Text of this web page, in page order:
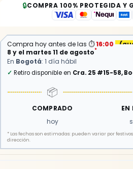
🔒COMPRA 100% PROTEGIDA Y
Compra hoy antes de las ⏱16:00 (
8 y el martes 11 de agosto*
En Bogotá: 1 día hábil
✓ Retiro disponible en Cra. 25 #15-58,
📦
COMPRADO
hoy
EN
* Las fechas son estimadas: pueden variar por
dirección.